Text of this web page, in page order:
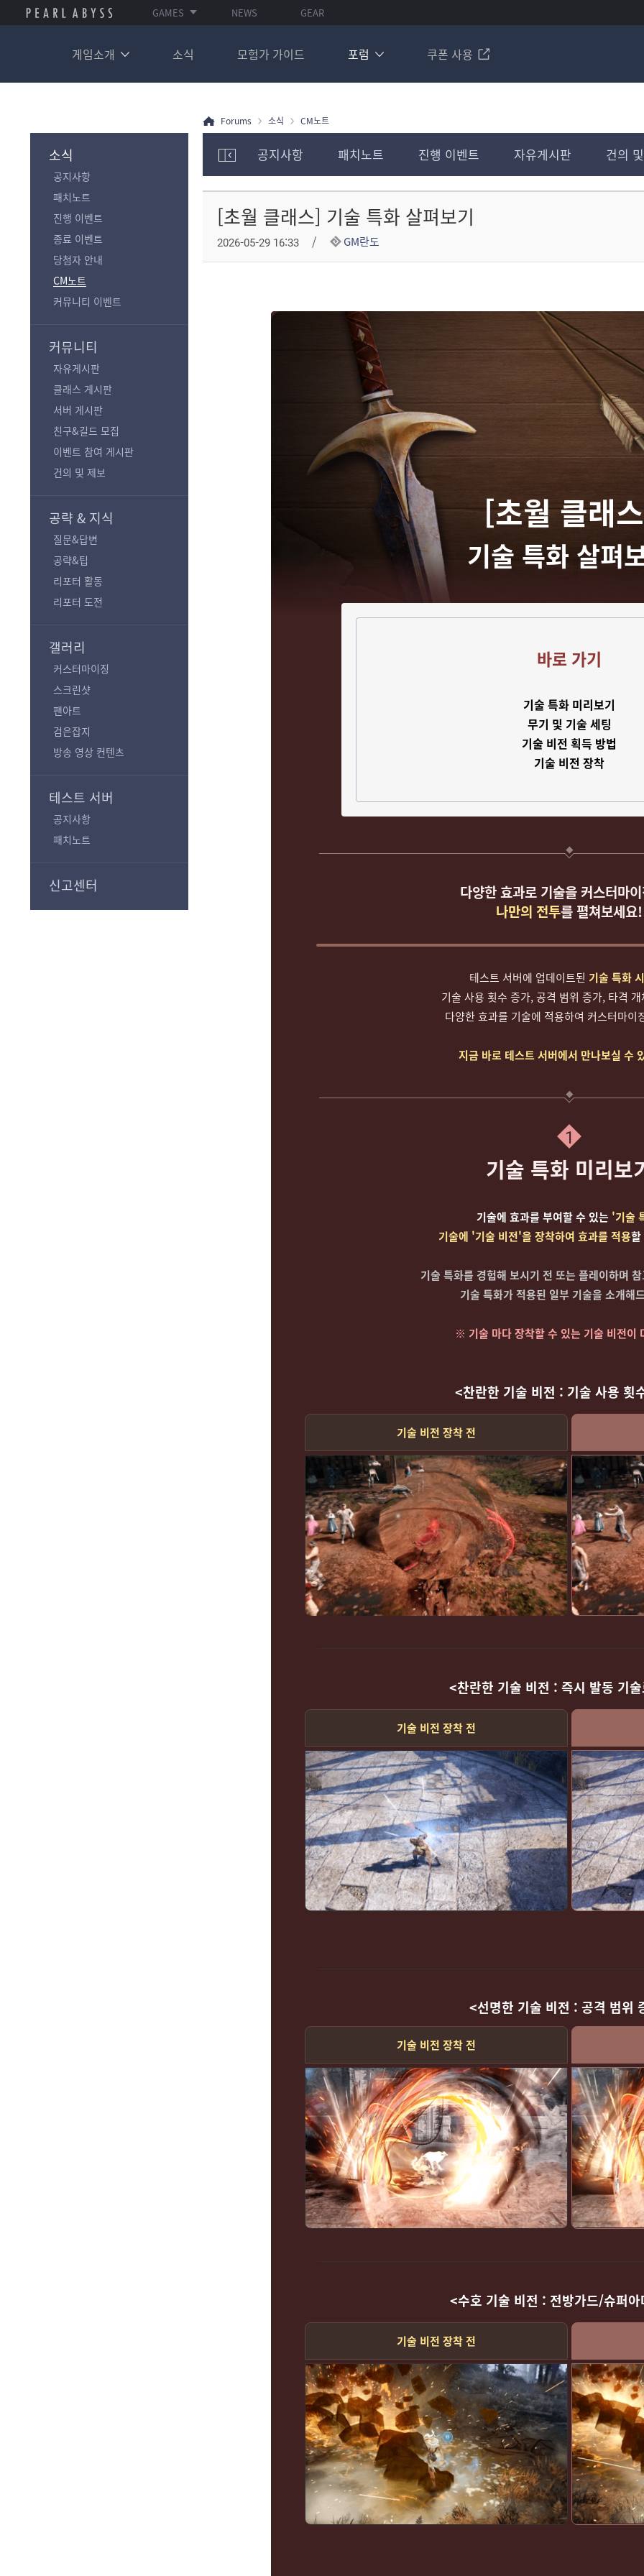
GAMES NEWS GEAR
게임소개 소식 모험가 가이드 포럼 쿠폰 사용
소식
공지사항
패치노트
진행 이벤트
종료 이벤트
당첨자 안내
CM노트
커뮤니티 이벤트
커뮤니티
자유게시판
클래스 게시판
서버 게시판
친구&길드 모집
이벤트 참여 게시판
건의 및 제보
공략 & 지식
질문&답변
공략&팁
리포터 활동
리포터 도전
갤러리
커스터마이징
스크린샷
팬아트
검은잡지
방송 영상 컨텐츠
테스트 서버
공지사항
패치노트
신고센터
모
험
가
포
럼
테
고
공지사항 패치노트 진행 이벤트 자유게시판 건의
Forums 소식 CM노트
[초월 클래스] 기술 특화 살펴보기
2026-05-29 16:33 GM란도
[초월 클래
기술 특화 살펴
바로 가기
기술 특화 미리보기
무기 및 기술 세팅
기술 비전 획득 방법
기술 비전 장착
다양한 효과로 기술을 커스터마
나만의 전투를 펼쳐보세요!
테스트 서버에 업데이트된 기술 특화
기술 사용 횟수 증가, 공격 범위 증가, 타격
다양한 효과를 기술에 적용하여 커스터마이
지금 바로 테스트 서버에서 만나보실 수
1
기술 특화 미리보
기술에 효과를 부여할 수 있는 '기술
기술에 '기술 비전'을 장착하여 효과를 적용할
기술 특화를 경험해 보시기 전 또는 플레이하며
기술 특화가 적용된 일부 기술을 소개해
※ 기술 마다 장착할 수 있는 기술 비전이
<찬란한 기술 비전 : 기술 사용 횟
기술 비전 장착 전
<찬란한 기술 비전 : 즉시 발동 기
기술 비전 장착 전
<선명한 기술 비전 : 공격 범위
기술 비전 장착 전
<수호 기술 비전 : 전방가드/슈퍼
기술 비전 장착 전